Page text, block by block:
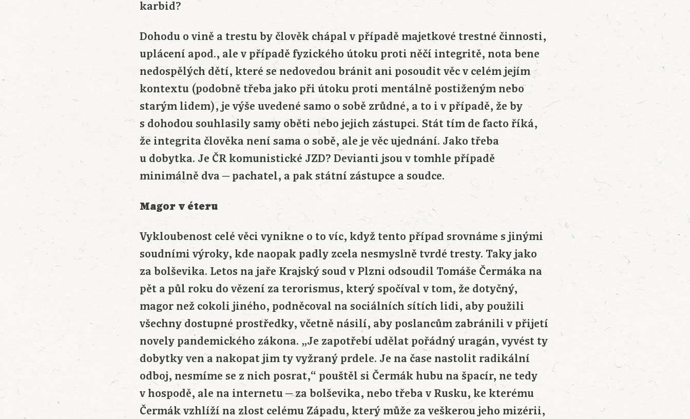
karbid?
Dohodu o vině a trestu by člověk chápal v případě majetkové trestné činnosti,
uplácení apod., ale v případě fyzického útoku proti něčí integritě, nota bene
nedospělých dětí, které se nedovedou bránit ani posoudit věc v celém jejím
kontextu (podobně třeba jako při útoku proti mentálně postiženým nebo
starým lidem), je výše uvedené samo o sobě zrůdné, a to i v případě, že by
s dohodou souhlasily samy oběti nebo jejich zástupci. Stát tím de facto říká,
že integrita člověka není sama o sobě, ale je věc ujednání. Jako třeba
u dobytka. Je ČR komunistické JZD? Devianti jsou v tomhle případě
minimálně dva ─ pachatel, a pak státní zástupce a soudce.
Magor v éteru
Vykloubenost celé věci vynikne o to víc, když tento případ srovnáme s jinými
soudními výroky, kde naopak padly zcela nesmyslně tvrdé tresty. Taky jako
za bolševika. Letos na jaře Krajský soud v Plzni odsoudil Tomáše Čermáka na
pět a půl roku do vězení za terorismus, který spočíval v tom, že dotyčný,
magor než cokoli jiného, podněcoval na sociálních sítích lidi, aby použili
všechny dostupné prostředky, včetně násilí, aby poslancům zabránili v přijetí
novely pandemického zákona. „Je zapotřebí udělat pořádný uragán, vyvést ty
dobytky ven a nakopat jim ty vyžraný prdele. Je na čase nastolit radikální
odboj, nesmíme se z nich posrat,“ pouštěl si Čermák hubu na špacír, ne tedy
v hospodě, ale na internetu ─ za bolševika, nebo třeba v Rusku, ke kterému
Čermák vzhlíží na zlost celému Západu, který může za veškerou jeho mizérii,